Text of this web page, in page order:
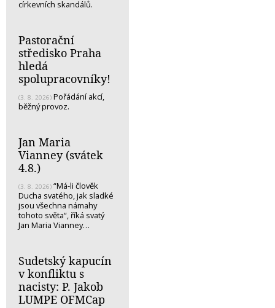
církevních skandálů.
Pastorační
středisko Praha
hledá
spolupracovníky!
(3. 8. 2026) Pořádání akcí,
běžný provoz.
Jan Maria
Vianney (svátek
4.8.)
(3. 8. 2026) “Má-li člověk
Ducha svatého, jak sladké
jsou všechna námahy
tohoto světa“, říká svatý
Jan Maria Vianney…
Sudetský kapucín
v konfliktu s
nacisty: P. Jakob
LUMPE OFMCap